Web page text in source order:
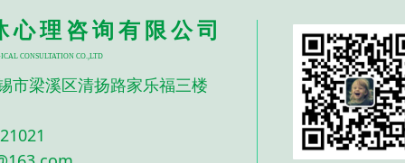
市梁溪区清扬路家乐福三楼
心理咨询有限公司
CONSULTATION CO.,LTD